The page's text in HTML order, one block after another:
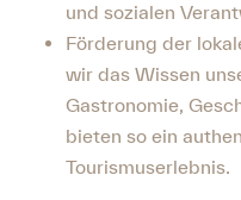
und sozialen
Förderung der
wir das Wissen
Gastronomie,
bieten so ein
Tourismuserlebnis.